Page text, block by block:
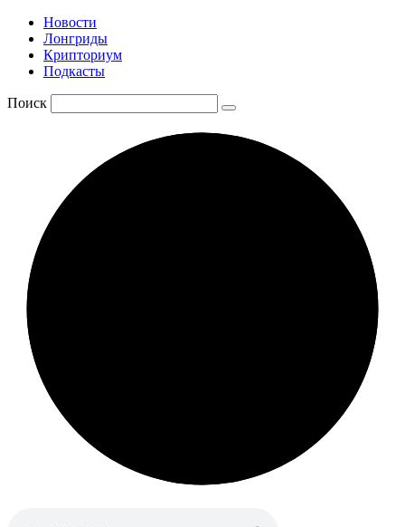
Новости
Лонгриды
Крипториум
Подкасты
Поиск